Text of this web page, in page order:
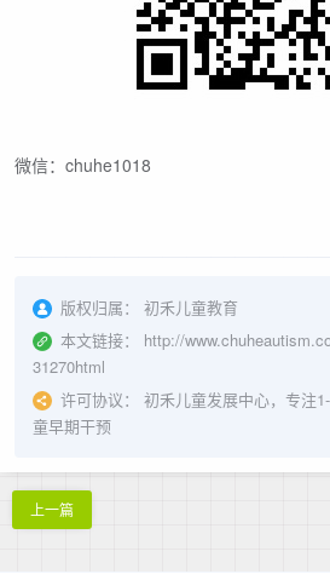
微信：chuhe1018
版权归属：
初禾儿童教育
本文链接：
http://
31270html
许可协议：
初禾儿童发展中心，专注
童早期干预
上一篇